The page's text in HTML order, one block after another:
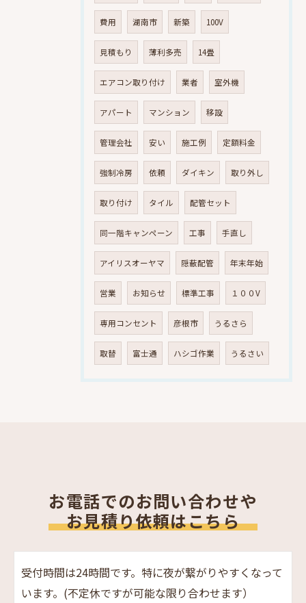
費用 湖南市 新築 100V
見積もり 薄利多売 14畳
エアコン取り付け 業者 室外機
アパート マンション 移設
管理会社 安い 施工例 定額料金
強制冷房 依頼 ダイキン 取り外し
取り付け タイル 配管セット
同一階キャンペーン 工事 手直し
アイリスオーヤマ 隠蔽配管 年末年始
営業 お知らせ 標準工事 １００V
専用コンセント 彦根市 うるさら
取替 富士通 ハシゴ作業 うるさい
お電話でのお問い合わせや
お見積り依頼はこちら
受付時間は24時間です。特に夜が繋がりやすくなって
います。(不定休ですが可能な限り合わせます）